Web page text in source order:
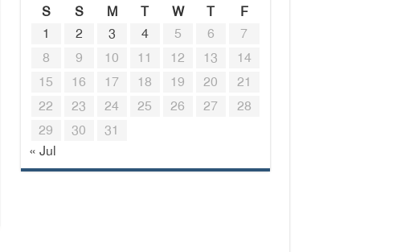
S
S M T W T
F
1
2 3 4 5 6
7
8
9 10 11 12 13
14
15
16 17 18 19 20
21
22
23 24 25 26 27
28
29
30
31
« Jul